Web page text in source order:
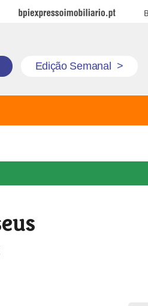
BPI Expresso Imobiliário
Edição Semanal >